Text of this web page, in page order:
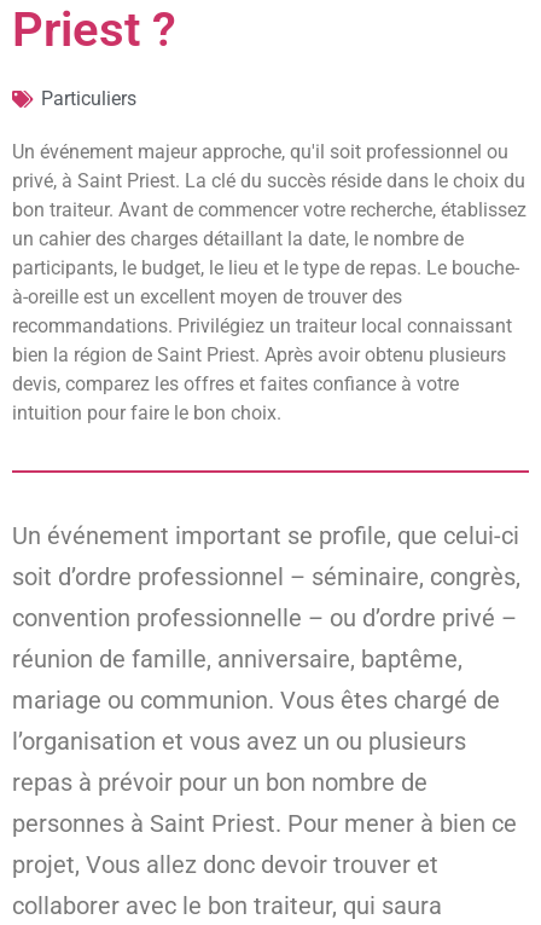
Priest ?
Particuliers
Un événement majeur approche, qu'il soit professionnel ou
privé, à Saint Priest. La clé du succès réside dans le choix du
bon traiteur. Avant de commencer votre recherche, établissez
un cahier des charges détaillant la date, le nombre de
participants, le budget, le lieu et le type de repas. Le bouche-
à-oreille est un excellent moyen de trouver des
recommandations. Privilégiez un traiteur local connaissant
bien la région de Saint Priest. Après avoir obtenu plusieurs
devis, comparez les offres et faites confiance à votre
intuition pour faire le bon choix.
Un événement important se profile, que celui-ci
soit d’ordre professionnel – séminaire, congrès,
convention professionnelle – ou d’ordre privé –
réunion de famille, anniversaire, baptême,
mariage ou communion. Vous êtes chargé de
l’organisation et vous avez un ou plusieurs
repas à prévoir pour un bon nombre de
personnes à Saint Priest. Pour mener à bien ce
projet, Vous allez donc devoir trouver et
collaborer avec le bon traiteur, qui saura